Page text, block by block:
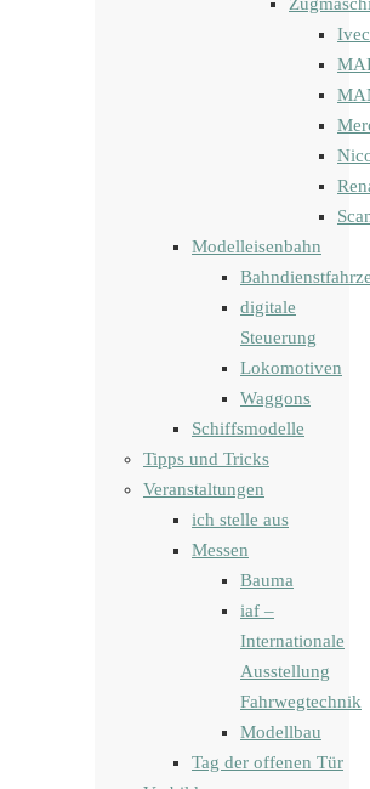
Modelleisenbahn
digitale
Steuerung
Lokomotiven
Waggons
Schiffsmodelle
Tipps und Tricks
Veranstaltungen
ich stelle aus
Messen
Bauma
iaf –
Internationale
Ausstellung
Fahrwegtechnik
Modellbau
Tag der offenen Tür